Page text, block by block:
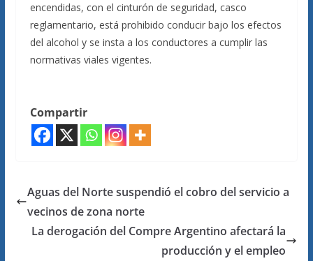
encendidas, con el cinturón de seguridad, casco
reglamentario, está prohibido conducir bajo los efectos
del alcohol y se insta a los conductores a cumplir las
normativas viales vigentes.
Compartir
Aguas del Norte suspendió el cobro del servicio a
vecinos de zona norte
La derogación del Compre Argentino afectará la
producción y el empleo